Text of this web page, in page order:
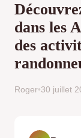
dans les
des
Roger•30 juillet